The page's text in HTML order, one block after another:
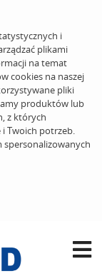
i
plikami
na temat
cookies na naszej
pliki
produktów lub
z których
Twoich potrzeb.
spersonalizowanych